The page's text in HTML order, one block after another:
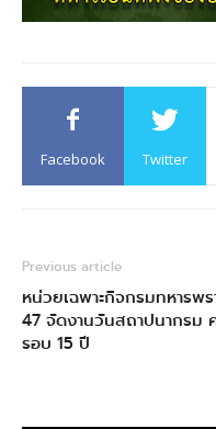
Facebook Twitter
Previous article
หน่วยเฉพาะกิจกรมทหารพ
47 จัดงานวันสถาปนากรม
รอบ 15 ปี